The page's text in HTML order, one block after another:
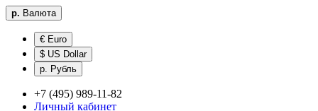
р. Валюта
€ Euro
$ US Dollar
р. Рубль
+7 (495) 989-11-82
Личный кабинет